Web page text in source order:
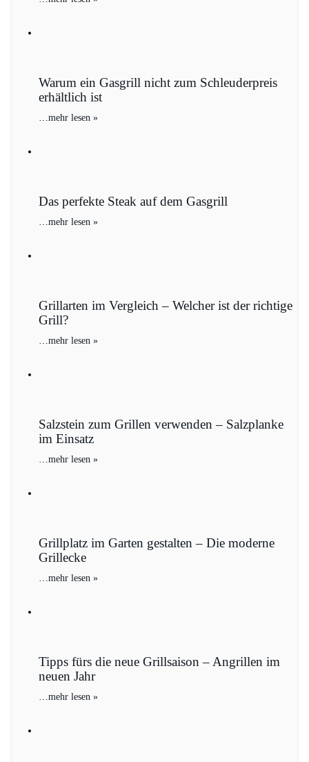
Warum ein Gasgrill nicht zum Schleuderpreis
erhältlich ist
…mehr lesen »
Das perfekte Steak auf dem Gasgrill
…mehr lesen »
Grillarten im Vergleich – Welcher ist der richtige
Grill?
…mehr lesen »
Salzstein zum Grillen verwenden – Salzplanke
im Einsatz
…mehr lesen »
Grillplatz im Garten gestalten – Die moderne
Grillecke
…mehr lesen »
Tipps fürs die neue Grillsaison – Angrillen im
neuen Jahr
…mehr lesen »